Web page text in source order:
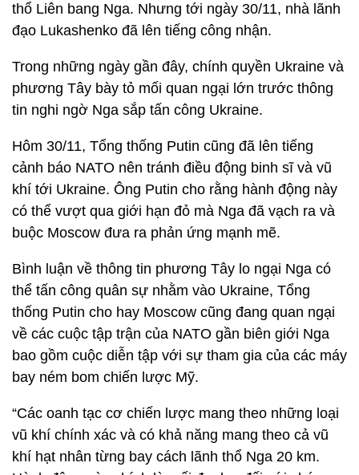
thổ Liên bang Nga. Nhưng tới ngày 30/11, nhà lãnh
đạo Lukashenko đã lên tiếng công nhận.
Trong những ngày gần đây, chính quyền Ukraine và
phương Tây bày tỏ mối quan ngại lớn trước thông
tin nghi ngờ Nga sắp tấn công Ukraine.
Hôm 30/11, Tổng thống Putin cũng đã lên tiếng
cảnh báo NATO nên tránh điều động binh sĩ và vũ
khí tới Ukraine. Ông Putin cho rằng hành động này
có thể vượt qua giới hạn đỏ mà Nga đã vạch ra và
buộc Moscow đưa ra phản ứng mạnh mẽ.
Bình luận về thông tin phương Tây lo ngại Nga có
thể tấn công quân sự nhằm vào Ukraine, Tổng
thống Putin cho hay Moscow cũng đang quan ngại
về các cuộc tập trận của NATO gần biên giới Nga
bao gồm cuộc diễn tập với sự tham gia của các máy
bay ném bom chiến lược Mỹ.
“Các oanh tạc cơ chiến lược mang theo những loại
vũ khí chính xác và có khả năng mang theo cả vũ
khí hạt nhân từng bay cách lãnh thổ Nga 20 km.